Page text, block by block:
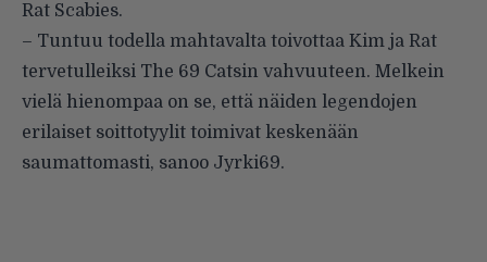
Rat Scabies.
– Tuntuu todella mahtavalta toivottaa Kim ja Rat
tervetulleiksi The 69 Catsin vahvuuteen. Melkein
vielä hienompaa on se, että näiden legendojen
erilaiset soittotyylit toimivat keskenään
saumattomasti, sanoo Jyrki69.